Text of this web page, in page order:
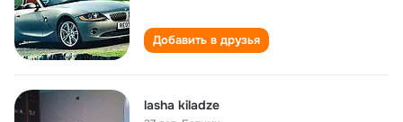
Добавить в друзья
lasha kiladze